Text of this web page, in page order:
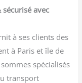
avec
à ses clients des
à Paris et île de
spécialisés
transport